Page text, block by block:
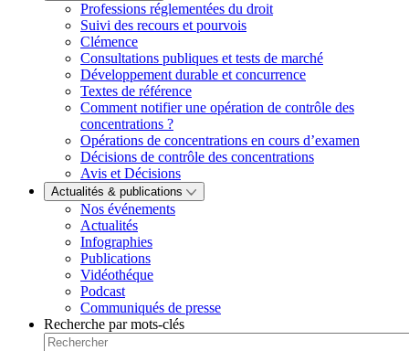
Professions réglementées du droit
Suivi des recours et pourvois
Clémence
Consultations publiques et tests de marché
Développement durable et concurrence
Textes de référence
Comment notifier une opération de contrôle des
concentrations ?
Opérations de concentrations en cours d’examen
Décisions de contrôle des concentrations
Avis et Décisions
Actualités & publications
Nos événements
Actualités
Infographies
Publications
Vidéothéque
Podcast
Communiqués de presse
Recherche par mots-clés